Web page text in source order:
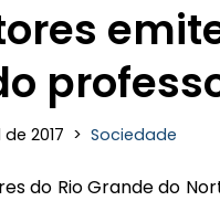
2017 Sociedade
do Rio Grande do